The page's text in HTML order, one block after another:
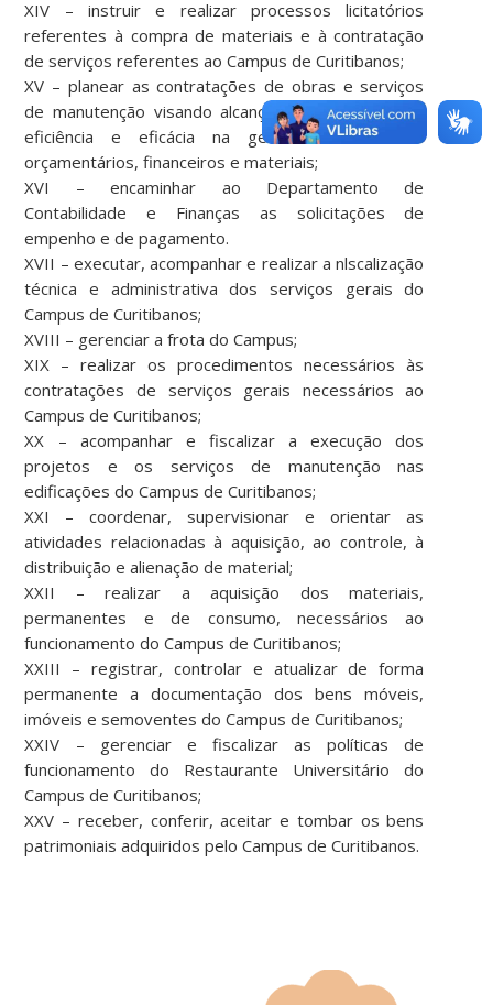
XIV – instruir e realizar processos licitatórios
referentes à compra de materiais e à contratação
de serviços referentes ao Campus de Curitibanos;
XV – planear as contratações de obras e serviços
de manutenção visando alcançar a economicidade,
eficiência e eficácia na gestão de recursos
orçamentários, financeiros e materiais;
XVI – encaminhar ao Departamento de
Contabilidade e Finanças as solicitações de
empenho e de pagamento.
XVII – executar, acompanhar e realizar a nlscalização
técnica e administrativa dos serviços gerais do
Campus de Curitibanos;
XVIII – gerenciar a frota do Campus;
XIX – realizar os procedimentos necessários às
contratações de serviços gerais necessários ao
Campus de Curitibanos;
XX – acompanhar e fiscalizar a execução dos
projetos e os serviços de manutenção nas
edificações do Campus de Curitibanos;
XXI – coordenar, supervisionar e orientar as
atividades relacionadas à aquisição, ao controle, à
distribuição e alienação de material;
XXII – realizar a aquisição dos materiais,
permanentes e de consumo, necessários ao
funcionamento do Campus de Curitibanos;
XXIII – registrar, controlar e atualizar de forma
permanente a documentação dos bens móveis,
imóveis e semoventes do Campus de Curitibanos;
XXIV – gerenciar e fiscalizar as políticas de
funcionamento do Restaurante Universitário do
Campus de Curitibanos;
XXV – receber, conferir, aceitar e tombar os bens
patrimoniais adquiridos pelo Campus de Curitibanos.